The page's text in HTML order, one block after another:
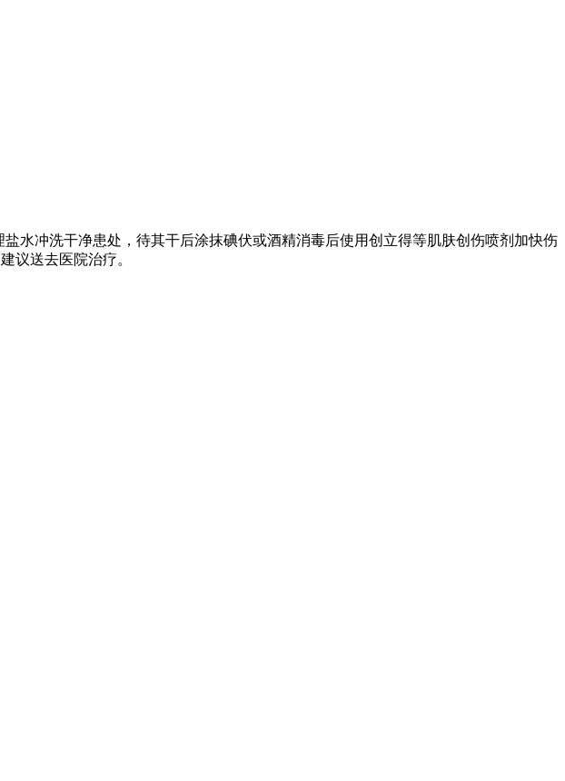
水冲洗干净患处，待其干后涂抹碘伏或酒精消毒后使用创立得等肌肤创伤喷剂加快伤
议送去医院治疗。